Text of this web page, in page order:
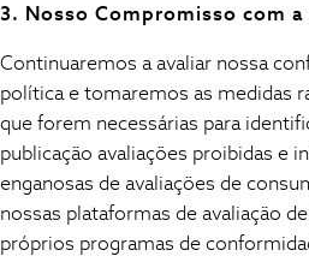
Occasion and Party
Floral Dresses
Short Sleeve Dresses
Longsleeve Dresses
100% Cotton Dresses
Long Sleeve
Short Sleeve
Printed T-Shirts
3. Nosso Compromisso com
Continuaremos a avaliar nossa
política e tomaremos as medidas
que forem necessárias para
publicação avaliações proibidas e
enganosas de avaliações de
nossas plataformas de avaliação
próprios programas de